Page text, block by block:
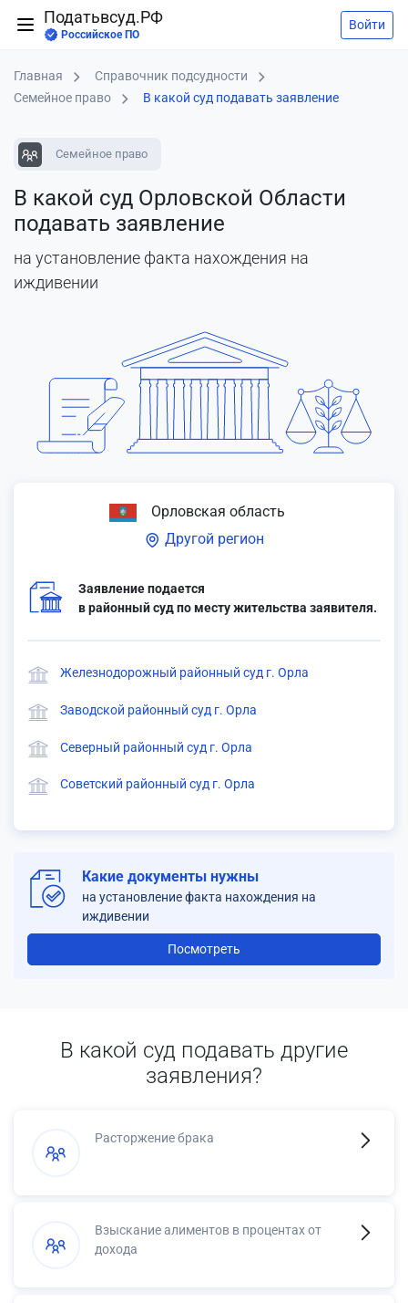
Податьвсуд.РФ
Российское ПО
Войти
Главная
Справочник подсудности
Семейное право
В какой суд подавать заявление
Семейное право
В какой суд Орловской Области
подавать заявление
на установление факта нахождения на
иждивении
Орловская область
Другой регион
Заявление подается
в районный суд по месту жительства заявителя.
Железнодорожный районный суд г. Орла
Заводской районный суд г. Орла
Северный районный суд г. Орла
Советский районный суд г. Орла
Какие документы нужны
на установление факта нахождения на
иждивении
Посмотреть
В какой суд подавать другие
заявления?
Расторжение брака
Взыскание алиментов в процентах от
дохода